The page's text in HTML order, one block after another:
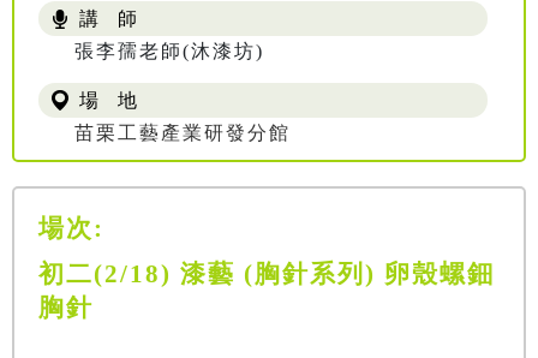
講 師
張李孺老師(沐漆坊)
場 地
苗栗工藝產業研發分館
場次:
初二(2/18) 漆藝 (胸針系列) 卵殼螺鈿
胸針